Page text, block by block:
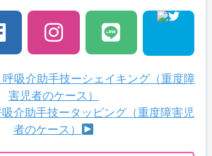
呼吸介助手技ーシェイキング（重度障
害児者のケース）
吸介助手技ータッピング（重度障害児
者のケース）